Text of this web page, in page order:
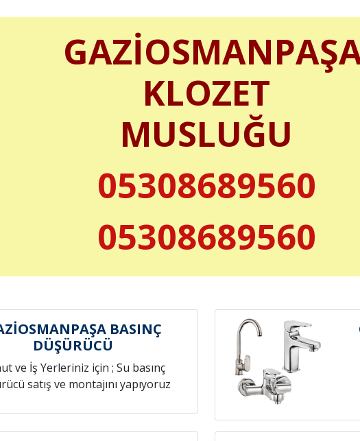
KLOZET
MUSLUĞU
05308689560
05308689560
BASINÇ
DÜŞÜRÜCÜ
ve İş Yerleriniz için ; Su basınç
satış ve montajını yapıyoruz